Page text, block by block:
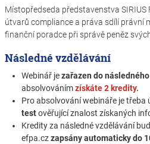
Místopředseda představenstva
útvarů compliance a práva sdílí právní
finanční poradce při správě peněz
Následné vzdělávání
Webinář jezařazen do
absolvovánímzískáte 2 kredity.
Pro absolvování webináře je třeba
testověřující znalost získaných
Kredity za následné vzdělávání
efpa.czzapsány automaticky do